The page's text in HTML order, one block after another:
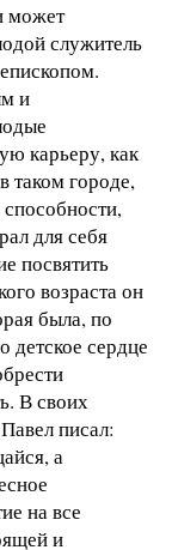
может
служитель
и
карьеру, как
таком городе,
для себя
посвятить
возраста он
была, по
детское сердце
В своих
писал:
а
на все
и